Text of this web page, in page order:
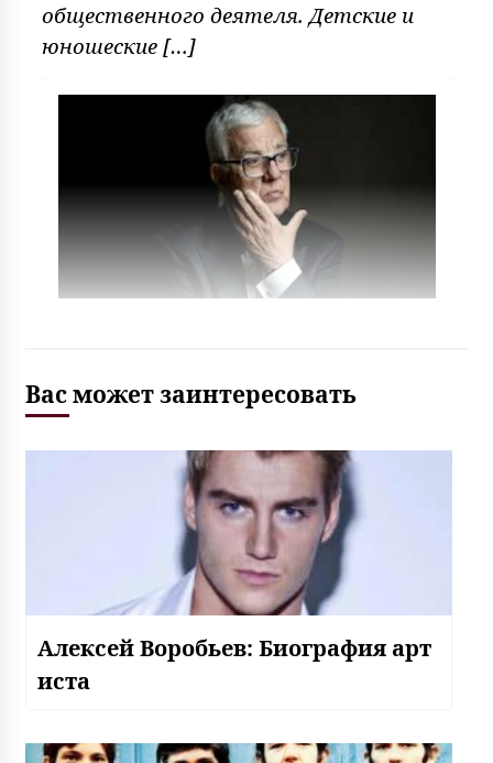
общественного деятеля. Детские и
юношеские […]
Вас может заинтересовать
Алексей Воробьев: Биография арт
иста